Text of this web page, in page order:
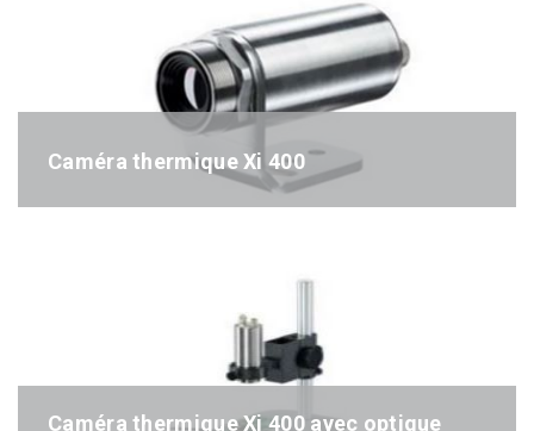
Caméra thermique Xi 400
Caméra thermique Xi 400 avec optique